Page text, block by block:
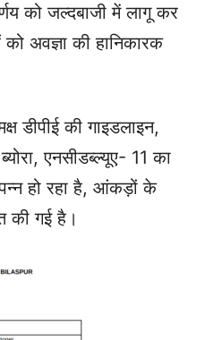
को जल्दबाजी में लागू कर
अवज्ञा की हानिकारक
डीपीई की गाइडलाइन,
एनसीडब्ल्यूए- 11 का
हो रहा है, आंकड़ों के
की गई है।